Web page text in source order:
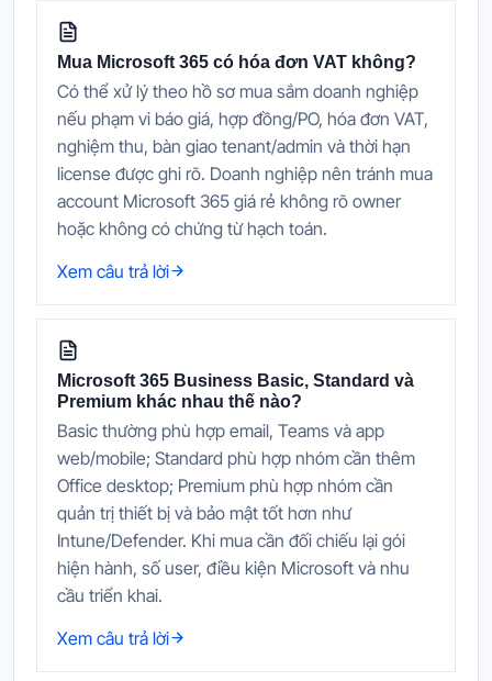
Mua Microsoft 365 có hóa đơn VAT không?
Có thể xử lý theo hồ sơ mua sắm doanh nghiệp
nếu phạm vi báo giá, hợp đồng/PO, hóa đơn VAT,
nghiệm thu, bàn giao tenant/admin và thời hạn
license được ghi rõ. Doanh nghiệp nên tránh mua
account Microsoft 365 giá rẻ không rõ owner
hoặc không có chứng từ hạch toán.
Xem câu trả lời
Microsoft 365 Business Basic, Standard và
Premium khác nhau thế nào?
Basic thường phù hợp email, Teams và app
web/mobile; Standard phù hợp nhóm cần thêm
Office desktop; Premium phù hợp nhóm cần
quản trị thiết bị và bảo mật tốt hơn như
Intune/Defender. Khi mua cần đối chiếu lại gói
hiện hành, số user, điều kiện Microsoft và nhu
cầu triển khai.
Xem câu trả lời